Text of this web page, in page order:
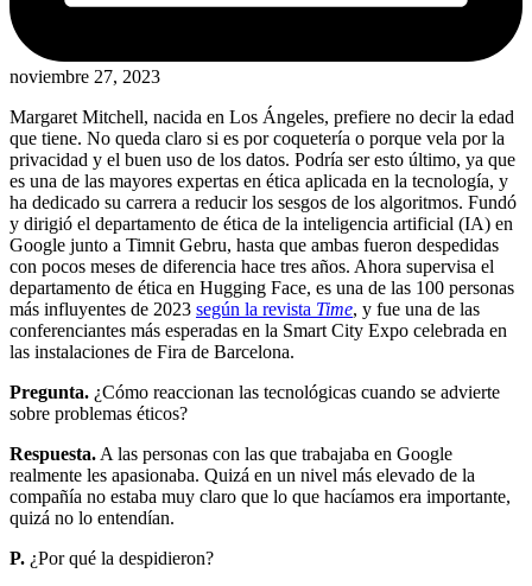
noviembre 27, 2023
Margaret Mitchell, nacida en Los Ángeles, prefiere no decir la edad
que tiene. No queda claro si es por coquetería o porque vela por la
privacidad y el buen uso de los datos. Podría ser esto último, ya que
es una de las mayores expertas en ética aplicada en la tecnología, y
ha dedicado su carrera a reducir los sesgos de los algoritmos. Fundó
y dirigió el departamento de ética de la inteligencia artificial (IA) en
Google junto a Timnit Gebru, hasta que ambas fueron despedidas
con pocos meses de diferencia hace tres años. Ahora supervisa el
departamento de ética en Hugging Face, es una de las 100 personas
más influyentes de 2023 según la revista Time, y fue una de las
conferenciantes más esperadas en la Smart City Expo celebrada en
las instalaciones de Fira de Barcelona.
Pregunta. ¿Cómo reaccionan las tecnológicas cuando se advierte
sobre problemas éticos?
Respuesta. A las personas con las que trabajaba en Google
realmente les apasionaba. Quizá en un nivel más elevado de la
compañía no estaba muy claro que lo que hacíamos era importante,
quizá no lo entendían.
P. ¿Por qué la despidieron?